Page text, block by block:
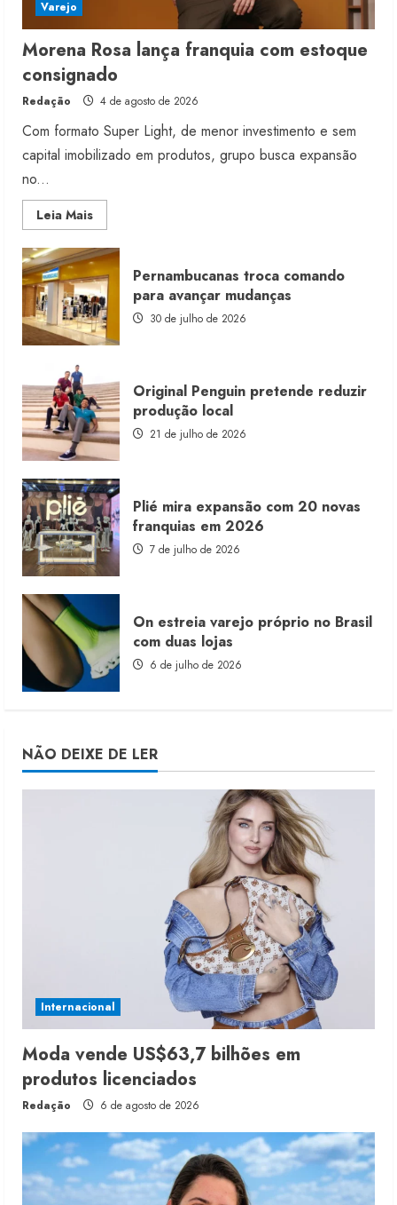
Varejo
Morena Rosa lança franquia com estoque
consignado
Redação 4 de agosto de 2026
Com formato Super Light, de menor investimento e sem
capital imobilizado em produtos, grupo busca expansão
no...
Leia MaisRead
more
Morena
Rosa
lança
franquia
com
estoque
consignado
Pernambucanas troca comando
para avançar mudanças
30 de julho de 2026
Original Penguin pretende reduzir
produção local
21 de julho de 2026
Plié mira expansão com 20 novas
franquias em 2026
7 de julho de 2026
On estreia varejo próprio no Brasil
com duas lojas
6 de julho de 2026
NÃO DEIXE DE LER
Internacional
Moda vende US$63,7 bilhões em
produtos licenciados
Redação 6 de agosto de 2026